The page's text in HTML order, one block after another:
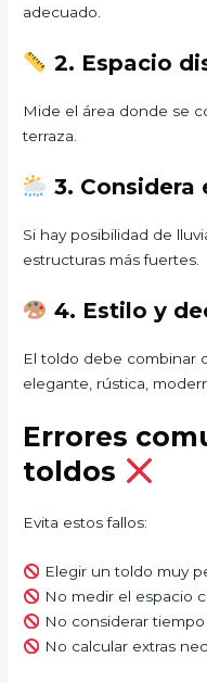
adecuado.
2. Espacio
Mide el área donde se
terraza.
3. Considera
Si hay posibilidad de
estructuras más fuertes.
4. Estilo y
El toldo debe combinar
elegante, rústica,
Errores
toldos
Evita estos fallos:
Elegir un toldo muy
No medir el espacio
No considerar
No calcular extras